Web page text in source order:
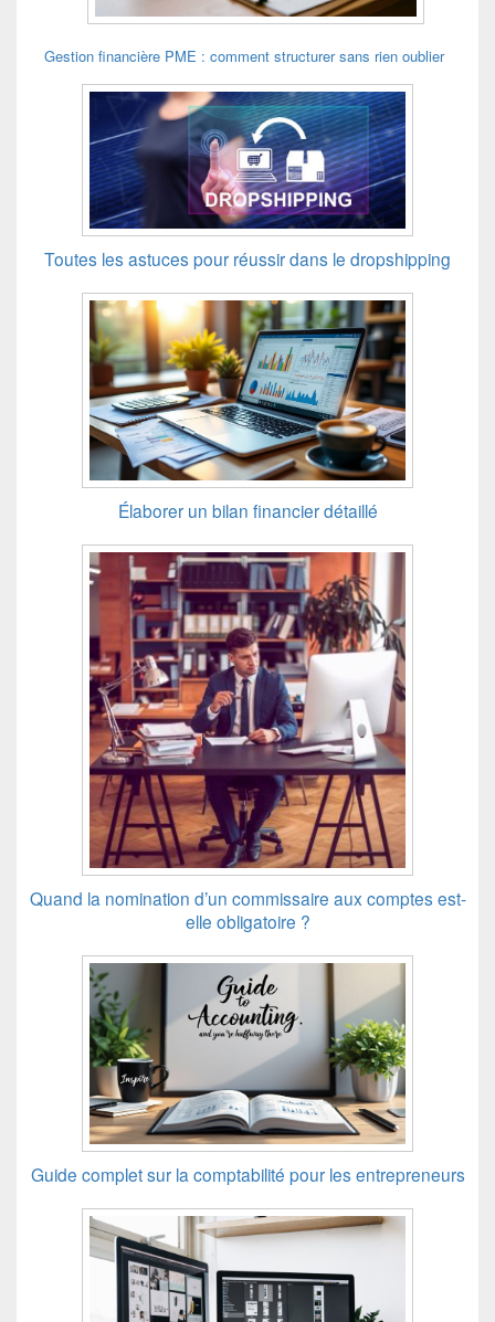
Gestion financière PME : comment structurer sans rien oublier
Toutes les astuces pour réussir dans le dropshipping
Élaborer un bilan financier détaillé
Quand la nomination d’un commissaire aux comptes est-
elle obligatoire ?
Guide complet sur la comptabilité pour les entrepreneurs